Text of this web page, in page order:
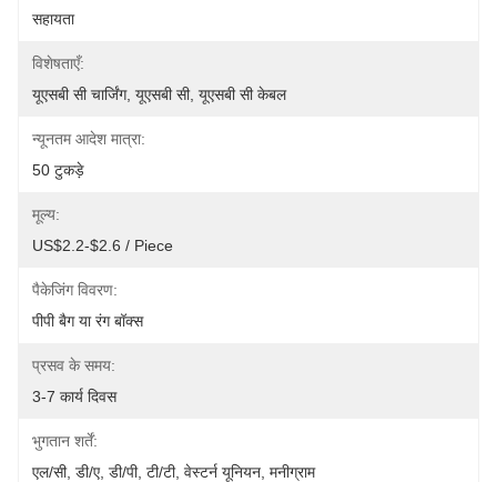
सहायता
विशेषताएँ:
यूएसबी सी चार्जिंग, यूएसबी सी, यूएसबी सी केबल
न्यूनतम आदेश मात्रा:
50 टुकड़े
मूल्य:
US$2.2-$2.6 / Piece
पैकेजिंग विवरण:
पीपी बैग या रंग बॉक्स
प्रसव के समय:
3-7 कार्य दिवस
भुगतान शर्तें:
एल/सी, डी/ए, डी/पी, टी/टी, वेस्टर्न यूनियन, मनीग्राम